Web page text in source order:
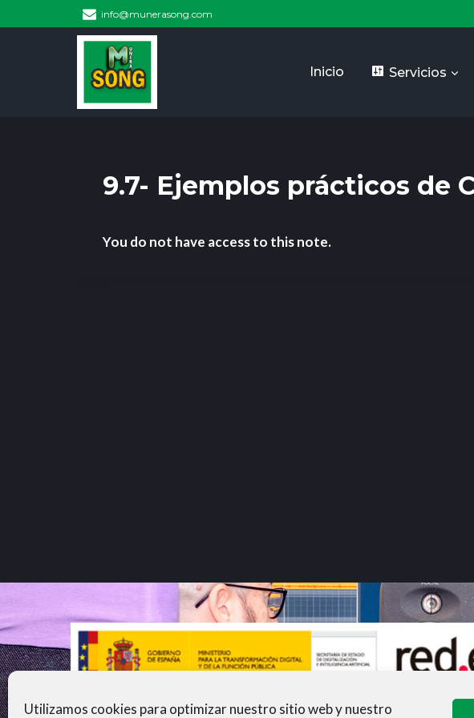
Utilizamos cookies para optimizar nuestro sitio web y nuestro
info@munerasong.com
Inicio Servicios
9.7- Ejemplos prácticos de
You do not have access to this note.